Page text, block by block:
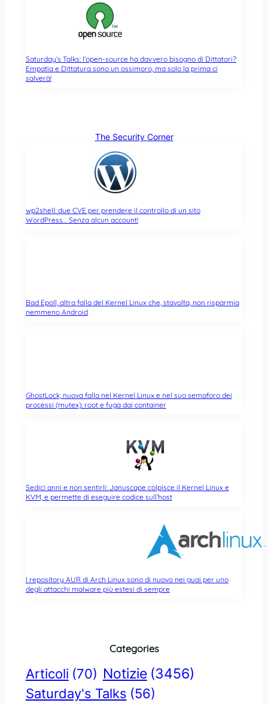
Saturday’s Talks: l’open-source ha davvero bisogno di Dittatori?
Empatia e Dittatura sono un ossimoro, ma solo la prima ci
salverà!
The Security Corner
wp2shell: due CVE per prendere il controllo di un sito
WordPress… Senza alcun account!
Bad Epoll, altra falla del Kernel Linux che, stavolta, non risparmia
nemmeno Android
GhostLock, nuova falla nel Kernel Linux e nel suo semaforo dei
processi (mutex): root e fuga dai container
Sedici anni e non sentirli: Januscape colpisce il Kernel Linux e
KVM, e permette di eseguire codice sull’host
I repository AUR di Arch Linux sono di nuovo nei guai per uno
degli attacchi malware più estesi di sempre
Categories
Articoli (70) Notizie (3456)
Saturday's Talks (56)